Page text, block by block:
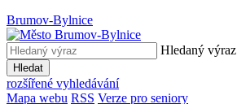
Brumov-Bylnice
Hledaný výraz
Hledat
rozšířené vyhledávání
Mapa webu RSS Verze pro seniory